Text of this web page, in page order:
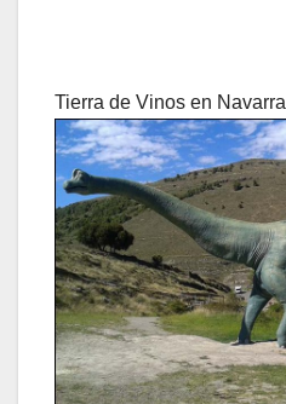
Tierra de Vinos en Navarra